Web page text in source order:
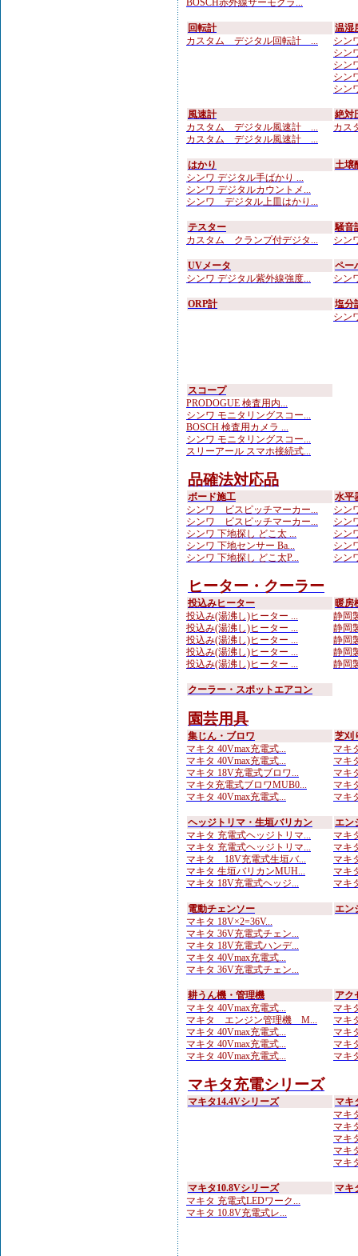
BOSCH赤外線サーモグラ...
回転計
カスタム デジタル回転計 ...
温湿
シン
シン
シン
シン
シン
風速計
カスタム デジタル風速計 ...
カスタム デジタル風速計 ...
絶対
カス
はかり
シンワ デジタル手ばかり ...
シンワ デジタルカウントメ...
シンワ デジタル上皿はかり...
土壌
テスター
カスタム クランプ付デジタ...
騒音
シン
UVメータ
シンワ デジタル紫外線強度...
ペー
シン
ORP計
塩分
シン
スコープ
PRODOGUE 検査用内...
シンワ モニタリングスコー...
BOSCH 検査用カメラ ...
シンワ モニタリングスコー...
スリーアール スマホ接続式...
品確法対応品
ボード施工
シンワ ビスピッチマーカー...
シンワ ビスピッチマーカー...
シンワ 下地探し どこ太 ...
シンワ 下地センサー Ba...
シンワ 下地探し どこ太P...
水平
シン
シン
シン
シン
シン
ヒーター・クーラー
投込みヒーター
投込み(湯沸し)ヒーター ...
投込み(湯沸し)ヒーター ...
投込み(湯沸し)ヒーター ...
投込み(湯沸し)ヒーター ...
投込み(湯沸し)ヒーター ...
暖房
静岡
静岡
静岡
静岡
静岡
クーラー・スポットエアコン
園芸用具
集じん・ブロワ
マキタ 40Vmax充電式...
マキタ 40Vmax充電式...
マキタ 18V充電式ブロワ...
マキタ充電式ブロワMUB0...
マキタ 40Vmax充電式...
芝刈
マキ
マキ
マキ
マキ
マキ
ヘッジトリマ・生垣バリカン
マキタ 充電式ヘッジトリマ...
マキタ 充電式ヘッジトリマ...
マキタ 18V充電式生垣バ...
マキタ 生垣バリカンMUH...
マキタ 18V充電式ヘッジ...
エン
マキ
マキ
マキ
マキ
マキ
電動チェンソー
マキタ 18V×2=36V...
マキタ 36V充電式チェン...
マキタ 18V充電式ハンデ...
マキタ 40Vmax充電式...
マキタ 36V充電式チェン...
エン
耕うん機・管理機
マキタ 40Vmax充電式...
マキタ エンジン管理機 M...
マキタ 40Vmax充電式...
マキタ 40Vmax充電式...
マキタ 40Vmax充電式...
アク
マキ
マキ
マキ
マキ
マキ
マキタ充電シリーズ
マキタ14.4Vシリーズ
マキ
マキ
マキ
マキ
マキ
マキ
マキタ10.8Vシリーズ
マキタ 充電式LEDワーク...
マキタ 10.8V充電式レ...
マキ